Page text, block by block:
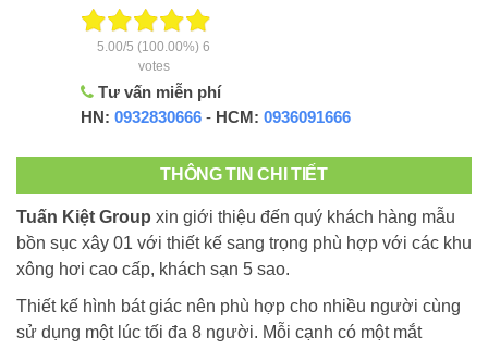
5.00/5 (100.00%) 6
votes
Tư vấn miễn phí
HN: 0932830666 - HCM: 0936091666
THÔNG TIN CHI TIẾT
Tuấn Kiệt Group xin giới thiệu đến quý khách hàng mẫu
bồn sục xây 01 với thiết kế sang trọng phù hợp với các khu
xông hơi cao cấp, khách sạn 5 sao.
Thiết kế hình bát giác nên phù hợp cho nhiều người cùng
sử dụng một lúc tối đa 8 người. Mỗi cạnh có một mắt